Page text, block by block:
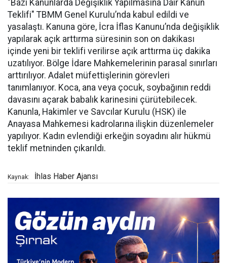
"Bazı Kanunlarda Değişiklik Yapılmasına Dair Kanun
Teklifi" TBMM Genel Kurulu’nda kabul edildi ve
yasalaştı. Kanuna göre, İcra İflas Kanunu’nda değişiklik
yapılarak açık arttırma süresinin son on dakikası
içinde yeni bir teklifi verilirse açık arttırma üç dakika
uzatılıyor. Bölge İdare Mahkemelerinin parasal sınırları
arttırılıyor. Adalet müfettişlerinin görevleri
tanımlanıyor. Koca, ana veya çocuk, soybağının reddi
davasını açarak babalık karinesini çürütebilecek.
Kanunla, Hakimler ve Savcılar Kurulu (HSK) ile
Anayasa Mahkemesi kadrolarına ilişkin düzenlemeler
yapılıyor. Kadın evlendiği erkeğin soyadını alır hükmü
teklif metninden çıkarıldı.
Kaynak: İhlas Haber Ajansı